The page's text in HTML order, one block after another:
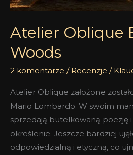
Atelier Oblique
Woods
2 komentarze / Recenzje /
Atelier Oblique założone
Mario Lombardo. W swoim
sprzedają butelkowaną poezję i
określenie. Jeszcze bardziej
odpowiedzialną i etyczną, co